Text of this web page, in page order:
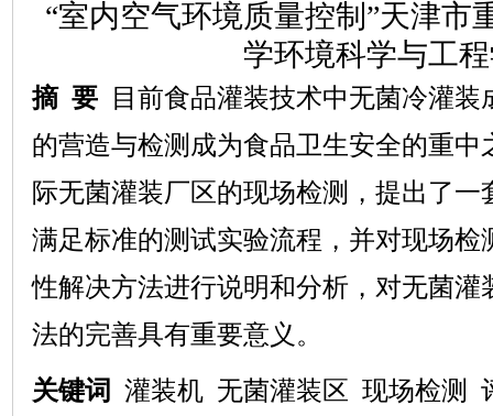
“室内空气环境质量控制”天津市
学环境科学与工
摘 要
目前食品灌装技术中无菌冷灌
的营造与检测成为食品卫生安全的重中
际无菌灌装厂区的现场检测，提出了
满足标准的测试实验流程，并对现场检
性解决方法进行说明和分析，对无菌灌
法的完善具有重要意义。
关键词 灌装机 无菌灌装区 现场检测